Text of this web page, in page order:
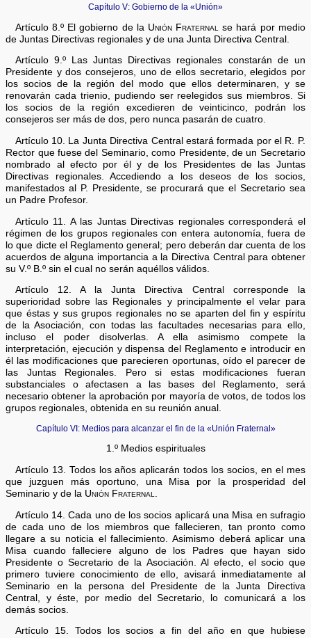
Capítulo V: Gobierno de la «Unión»
Artículo 8.º El gobierno de la Unión Fraternal se hará por medio
de Juntas Directivas regionales y de una Junta Directiva Central.
Artículo 9.º Las Juntas Directivas regionales constarán de un
Presidente y dos consejeros, uno de ellos secretario, elegidos por
los socios de la región del modo que ellos determinaren, y se
renovarán cada trienio, pudiendo ser reelegidos sus miembros. Si
los socios de la región excedieren de veinticinco, podrán los
consejeros ser más de dos, pero nunca pasarán de cuatro.
Artículo 10. La Junta Directiva Central estará formada por el R. P.
Rector que fuese del Seminario, como Presidente, de un Secretario
nombrado al efecto por él y de los Presidentes de las Juntas
Directivas regionales. Accediendo a los deseos de los socios,
manifestados al P. Presidente, se procurará que el Secretario sea
un Padre Profesor.
Artículo 11. A las Juntas Directivas regionales corresponderá el
régimen de los grupos regionales con entera autonomía, fuera de
lo que dicte el Reglamento general; pero deberán dar cuenta de los
acuerdos de alguna importancia a la Directiva Central para obtener
su V.º B.º sin el cual no serán aquéllos válidos.
Artículo 12. A la Junta Directiva Central corresponde la
superioridad sobre las Regionales y principalmente el velar para
que éstas y sus grupos regionales no se aparten del fin y espíritu
de la Asociación, con todas las facultades necesarias para ello,
incluso el poder disolverlas. A ella asimismo compete la
interpretación, ejecución y dispensa del Reglamento e introducir en
él las modificaciones que parecieren oportunas, oído el parecer de
las Juntas Regionales. Pero si estas modificaciones fueran
substanciales o afectasen a las bases del Reglamento, será
necesario obtener la aprobación por mayoría de votos, de todos los
grupos regionales, obtenida en su reunión anual.
Capítulo VI: Medios para alcanzar el fin de la «Unión Fraternal»
1.º Medios espirituales
Artículo 13. Todos los años aplicarán todos los socios, en el mes
que juzguen más oportuno, una Misa por la prosperidad del
Seminario y de la Unión Fraternal
Artículo 14. Cada uno de los socios aplicará una Misa en sufragio
de cada uno de los miembros que fallecieren, tan pronto como
llegare a su noticia el fallecimiento. Asimismo deberá aplicar una
Misa cuando falleciere alguno de los Padres que hayan sido
Presidente o Secretario de la Asociación. Al efecto, el socio que
primero tuviere conocimiento de ello, avisará inmediatamente al
Seminario en la persona del Presidente de la Junta Directiva
Central, y éste, por medio del Secretario, lo comunicará a los
demás socios.
Artículo 15. Todos los socios a fin del año en que hubiese